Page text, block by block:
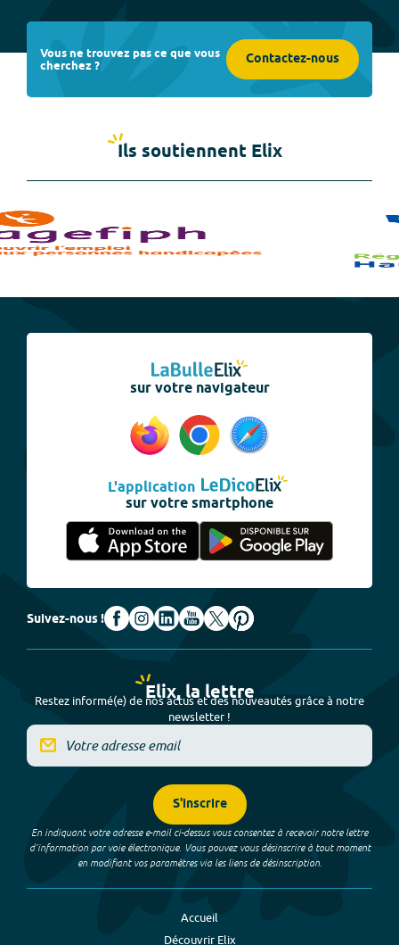
Vous ne trouvez pas ce que vous
cherchez ? Contactez-nous
Ils soutiennent Elix
sur votre navigateur
L'application
sur votre smartphone
Suivez-nous !
Elix, la lettre
Restez informé(e) de nos actus et des nouveautés grâce à notre
newsletter !
S'inscrire
En indiquant votre adresse e-mail ci-dessus vous consentez à recevoir notre lettre
d’information par voie électronique. Vous pouvez vous désinscrire à tout moment
en modifiant vos paramètres via les liens de désinscription.
Accueil
Découvrir Elix